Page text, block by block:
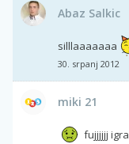
Abaz Salkic
silllaaaaaaa
30. srpanj 2012
miki 21
fujjjjjj igra